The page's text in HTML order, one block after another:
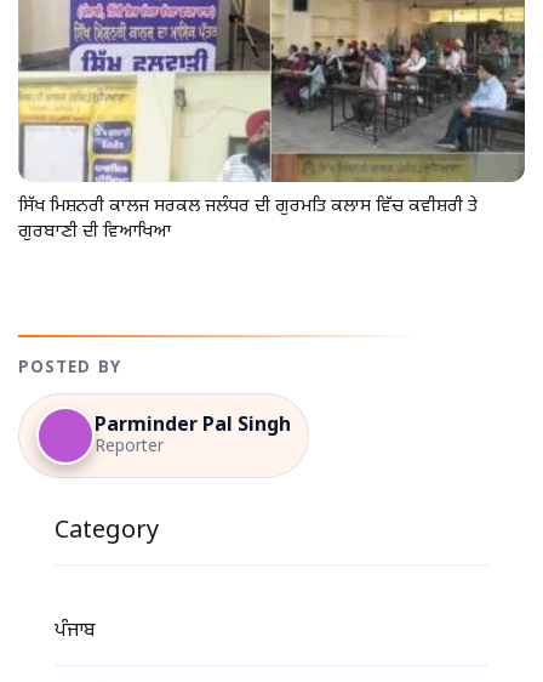
ਸਿੱਖ ਮਿਸ਼ਨਰੀ ਕਾਲਜ ਸਰਕਲ ਜਲੰਧਰ ਦੀ ਗੁਰਮਤਿ ਕਲਾਸ ਵਿੱਚ ਕਵੀਸ਼ਰੀ ਤੇ
ਗੁਰਬਾਣੀ ਦੀ ਵਿਆਖਿਆ
POSTED BY
Parminder Pal Singh
Reporter
Category
ਪੰਜਾਬ